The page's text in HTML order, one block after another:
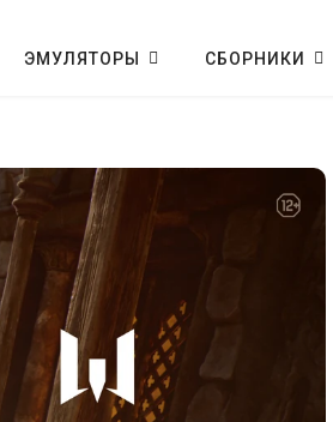
ЭМУЛЯТОРЫ СБОРНИКИ